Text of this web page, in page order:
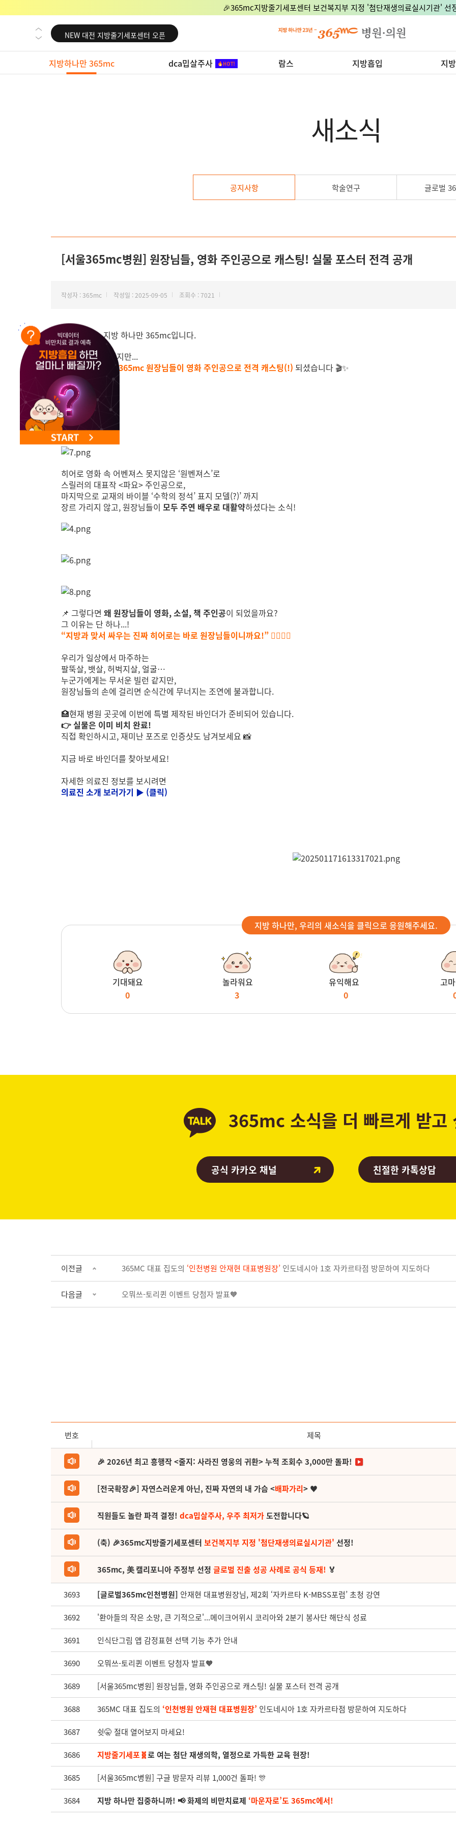
🎉365mc지방줄기세포센터 보건복지부 지정 '첨단재생의료실시기관' 선
NEW 교대 지방줄기세포센터 오픈
NEW 대전 지방줄기세포센터 오픈
NEW 노원 지방줄기세포센터 오픈
NEW 미국 LA점 오픈
지방하나만 365mc dca밉살주사 람스 지방흡입 지
새소식
공지사항 학술연구 글로벌
[서울365mc병원] 원장님들, 영화 주인공으로 캐스팅! 실물 포스터 전격 공개
작성자 : 365mc 작성일 : 2025-09-05 조회수 : 7021
안녕하세요, 지방 하나만 365mc입니다.
믿기 어려우시겠지만...
드디어 우리
서울365mc 원장님들이 영화 주인공으로 전격 캐스팅(!) 되셨습니다 🎬✨
히어로 영화 속 어벤져스 못지않은 ‘원벤져스’로
스릴러의 대표작 <파요> 주인공으로,
마지막으로 교재의 바이블 ‘수학의 정석’ 표지 모델(?)’ 까지
장르 가리지 않고, 원장님들이 모두 주연 배우로 대활약하셨다는 소식!
📌 그렇다면 왜 원장님들이 영화, 소설, 책 주인공이 되었을까요?
그 이유는 단 하나...!
“지방과 맞서 싸우는 진짜 히어로는 바로 원장님들이니까요!” 🦸‍♂️🦸‍♀️
우리가 일상에서 마주하는
팔뚝살, 뱃살, 허벅지살, 얼굴…
누군가에게는 무서운 빌런 같지만,
원장님들의 손에 걸리면 순식간에 무너지는 조연에 불과합니다.
🏥현재 병원 곳곳에 이번에 특별 제작된 바인더가 준비되어 있습니다.
👉 실물은 이미 비치 완료!
직접 확인하시고, 재미난 포즈로 인증샷도 남겨보세요 📸
지금 바로 바인더를 찾아보세요!
자세한 의료진 정보를 보시려면
의료진 소개 보러가기 ▶ (클릭)
지방 하나만, 우리의 새소식을 클릭으로 응원해주세요.
기대돼요
0
놀라워요
3
유익해요
0
고
365mc 소식을 더 빠르게 받고
공식 카카오 채널 친절한 카톡상담
이전글 365MC 대표 집도의 ‘인천병원 안재현 대표병원장’ 인도네시아 1호 자카르타점 방문하여 지도하다
다음글 오뭐쓰-토리퀸 이벤트 당첨자 발표🧡
번호 제목
🎉 2026년 최고 흥행작 <줄지: 사라진 영웅의 귀환> 누적 조회수 3,000만 돌파!
[전국확장🎉] 자연스러운게 아닌, 진짜 자연의 내 가슴 <배파가리> ♥
직원들도 놀란 파격 결정! dca밉살주사, 우주 최저가도전합니다🪐
(축) 🎉365mc지방줄기세포센터 보건복지부 지정 '첨단재생의료실시기관' 선정!
365mc, 美 캘리포니아 주정부 선정 글로벌 진출 성공 사례로 공식 등재! 🏅
3693 [글로벌365mc인천병원] 안재현 대표병원장님, 제2회 ‘자카르타 K-MBSS포럼’ 초청 강연
3692 '환아들의 작은 소망, 큰 기적으로'...메이크어위시 코리아와 2분기 봉사단 해단식 성료
3691 인식단그림 앱 감정표현 선택 기능 추가 안내
3690 오뭐쓰-토리퀸 이벤트 당첨자 발표🧡
3689 [서울365mc병원] 원장님들, 영화 주인공으로 캐스팅! 실물 포스터 전격 공개
3688 365MC 대표 집도의 ‘인천병원 안재현 대표병원장’ 인도네시아 1호 자카르타점 방문하여 지도하다
3687 쉿🤫 절대 열어보지 마세요!
3686 지방줄기세포🧬로 여는 첨단 재생의학, 열정으로 가득한 교육 현장!
3685 [서울365mc병원] 구글 방문자 리뷰 1,000건 돌파! 🎊
3684 지방 하나만 집중하니까! 📢 화제의 비만치료제 ‘마운자로’도 365mc에서!